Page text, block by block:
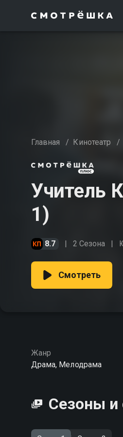
Главная / Кинотеатр /
Учитель
1)
8.7 2 Сезона
Смотреть
Жанр
Драма, Мелодрама
Сезоны и